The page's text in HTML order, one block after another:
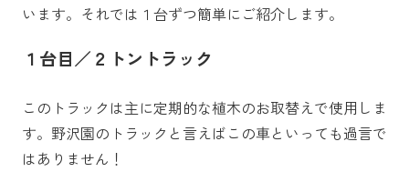
います。それでは１台ずつ簡単にご紹介します。
１台目／２トントラック
このトラックは主に定期的な植木のお取替えで使用しま
す。野沢園のトラックと言えばこの車といっても過言で
はありません！